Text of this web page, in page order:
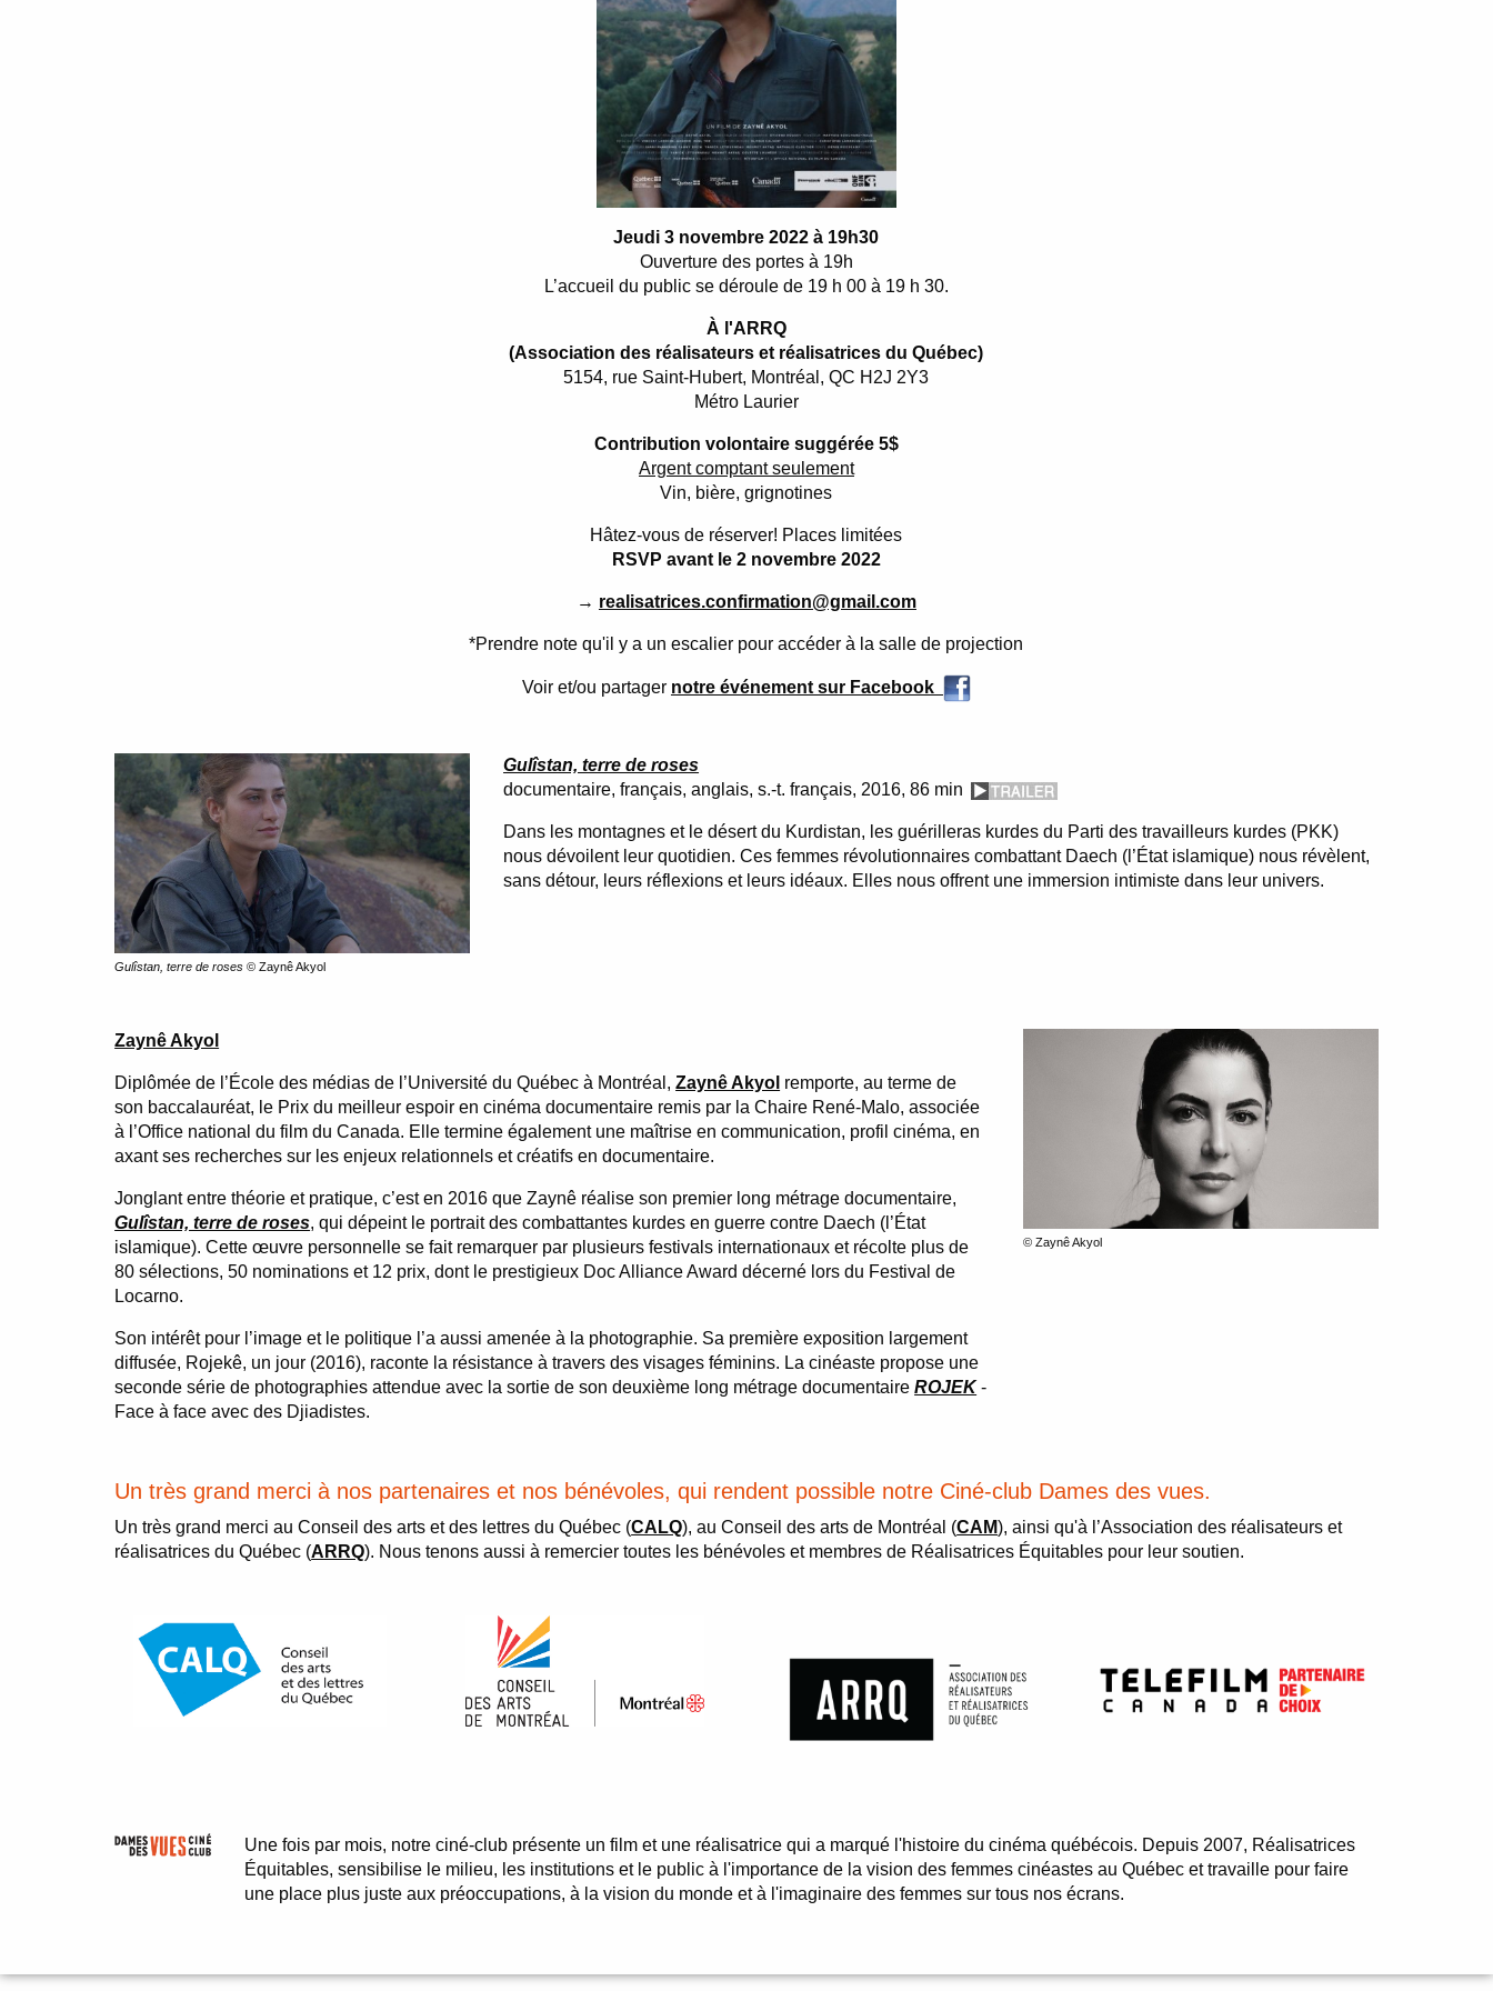
Jeudi 3 novembre 2022 à 19h30
Ouverture des portes à 19h
L’accueil du public se déroule de 19 h 00 à 19 h 30.
À l'ARRQ
(Association des réalisateurs et réalisatrices du Québec)
5154, rue Saint-Hubert, Montréal, QC H2J 2Y3
Métro Laurier
Contribution volontaire suggérée 5$
Argent comptant seulement
Vin, bière, grignotines
Hâtez-vous de réserver! Places limitées
RSVP avant le 2 novembre 2022
→ realisatrices.confirmation@gmail.com
*Prendre note qu'il y a un escalier pour accéder à la salle de projection
Voir et/ou partager notre événement sur Facebook
Gulîstan, terre de roses © Zaynê Akyol
Gulîstan, terre de roses
documentaire, français, anglais, s.-t. français, 2016, 86 min
Dans les montagnes et le désert du Kurdistan, les guérilleras kurdes du Parti des travailleurs kurdes (PKK)
nous dévoilent leur quotidien. Ces femmes révolutionnaires combattant Daech (l’État islamique) nous révèlent,
sans détour, leurs réflexions et leurs idéaux. Elles nous offrent une immersion intimiste dans leur univers.
Zaynê Akyol
Diplômée de l’École des médias de l’Université du Québec à Montréal,Zaynê Akyol remporte, au terme de
son baccalauréat, le Prix du meilleur espoir en cinéma documentaire remis par la Chaire René-Malo, associée
à l’Office national du film du Canada. Elle termine également une maîtrise en communication, profil cinéma, en
axant ses recherches sur les enjeux relationnels et créatifs en documentaire.
Jonglant entre théorie et pratique, c’est en 2016 que Zaynê réalise son premier long métrage documentaire,
Gulîstan, terre de roses, qui dépeint le portrait des combattantes kurdes en guerre contre Daech (l’État
islamique). Cette œuvre personnelle se fait remarquer par plusieurs festivals internationaux et récolte plus de
80 sélections, 50 nominations et 12 prix, dont le prestigieux Doc Alliance Award décerné lors du Festival de
Locarno.
Son intérêt pour l’image et le politique l’a aussi amenée à la photographie. Sa première exposition largement
diffusée, Rojekê, un jour (2016), raconte la résistance à travers des visages féminins. La cinéaste propose une
seconde série de photographies attendue avec la sortie de son deuxième long métrage documentaireROJEK-
Face à face avec des Djiadistes.
© Zaynê Akyol
Un très grand merci à nos partenaires et nos bénévoles, qui rendent possible notre Ciné-club Dames des vues.
Un très grand merci au Conseil des arts et des lettres du Québec (CALQ), au Conseil des arts de Montréal (CAM), ainsi qu'à l’Association des réalisateurs et
réalisatrices du Québec (ARRQ). Nous tenons aussi à remercier toutes les bénévoles et membres de Réalisatrices Équitables pour leur soutien.
Une fois par mois, notre ciné-club présente un film et une réalisatrice qui a marqué l'histoire du cinéma québécois. Depuis 2007, Réalisatrices
Équitables, sensibilise le milieu, les institutions et le public à l'importance de la vision des femmes cinéastes au Québec et travaille pour faire
une place plus juste aux préoccupations, à la vision du monde et à l'imaginaire des femmes sur tous nos écrans.